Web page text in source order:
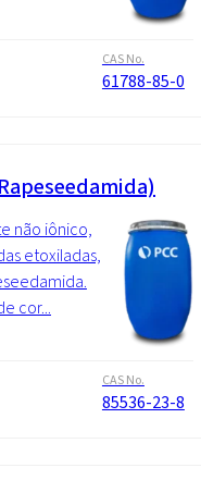
CAS No.
61788-85-0
não iônico,
etoxiladas,
cor...
CAS No.
85536-23-8